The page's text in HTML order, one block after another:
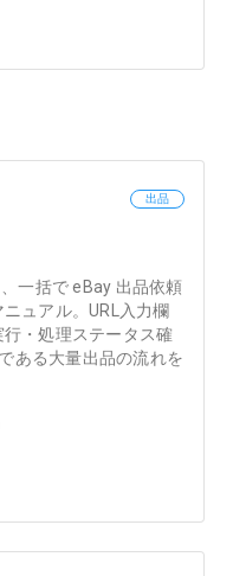
出品
一括で eBay 出品依頼
ュアル。URL入力欄
・処理ステータス確
ある大量出品の流れを